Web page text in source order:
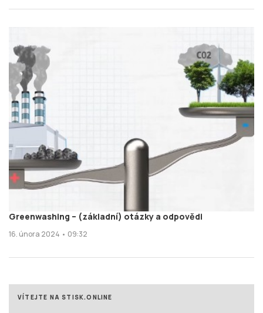
Greenwashing – (základní) otázky a odpovědi
16. února 2024 • 09:32
VÍTEJTE NA STISK.ONLINE